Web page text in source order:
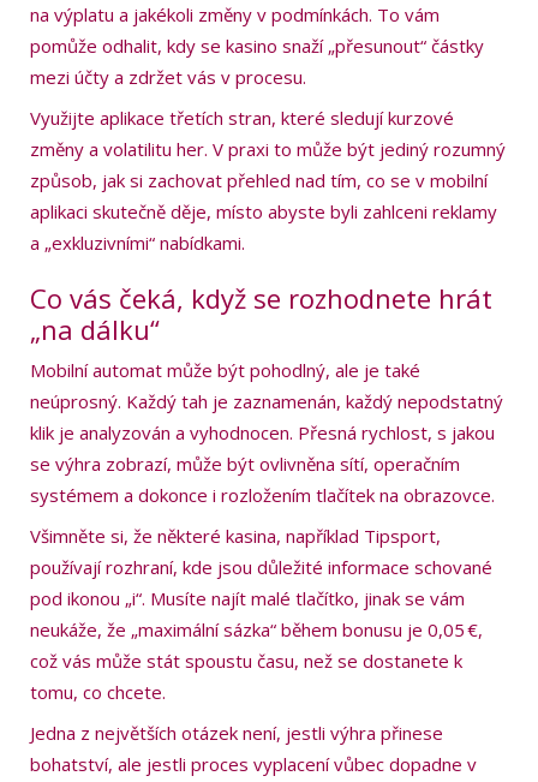
na výplatu a jakékoli změny v podmínkách. To vám
pomůže odhalit, kdy se kasino snaží „přesunout“ částky
mezi účty a zdržet vás v procesu.
Využijte aplikace třetích stran, které sledují kurzové
změny a volatilitu her. V praxi to může být jediný rozumný
způsob, jak si zachovat přehled nad tím, co se v mobilní
aplikaci skutečně děje, místo abyste byli zahlceni reklamy
a „exkluzivními“ nabídkami.
Co vás čeká, když se rozhodnete hrát
„na dálku“
Mobilní automat může být pohodlný, ale je také
neúprosný. Každý tah je zaznamenán, každý nepodstatný
klik je analyzován a vyhodnocen. Přesná rychlost, s jakou
se výhra zobrazí, může být ovlivněna sítí, operačním
systémem a dokonce i rozložením tlačítek na obrazovce.
Všimněte si, že některé kasina, například Tipsport,
používají rozhraní, kde jsou důležité informace schované
pod ikonou „i“. Musíte najít malé tlačítko, jinak se vám
neukáže, že „maximální sázka“ během bonusu je 0,05 €,
což vás může stát spoustu času, než se dostanete k
tomu, co chcete.
Jedna z největších otázek není, jestli výhra přinese
bohatství, ale jestli proces vyplacení vůbec dopadne v